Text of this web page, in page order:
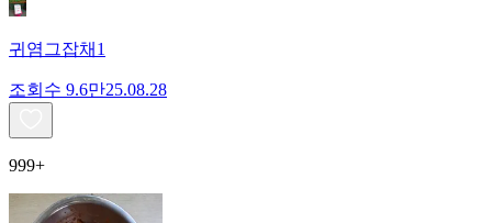
귀염그잡채1
조회수 9.6만25.08.28
999+